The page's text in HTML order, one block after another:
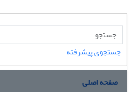
جستجوی پیشرفته
صفحه اصلی